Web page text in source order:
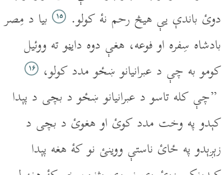
دوئ باندې يې هيڅ رحم نۀ کولو. ۱۵بيا د مِصر
بادشاه سِفره او فوعه، هغې دوه دايڼو ته ووئيل
کومو به چې د عبرانيانو ښځو مدد کولو، ۱۶
”چې کله تاسو د عبرانيانو ښځو د بچى د پېدا
کېدو په وخت مدد کوئ او هغوئ د بچى د
زېږېدو په ځائ ناستې ووينئ نو کۀ هغه پېدا